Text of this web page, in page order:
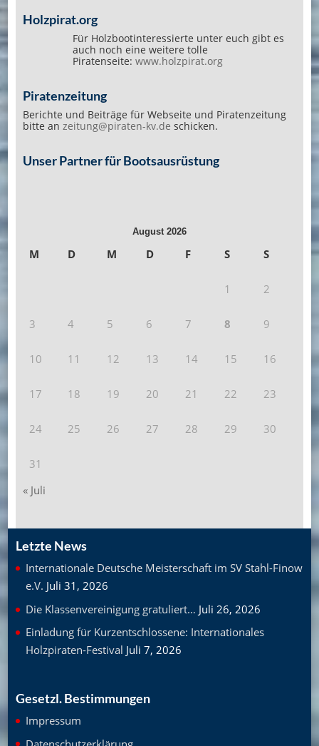
Holzpirat.org
Für Holzbootinteressierte unter euch gibt es
auch noch eine weitere tolle
Piratenseite: www.holzpirat.org
Piratenzeitung
Berichte und Beiträge für Webseite und Piratenzeitung
bitte an zeitung@piraten-kv.de schicken.
Unser Partner für Bootsausrüstung
August 2026
M D M D F S S
1 2
3 4 5 6 7 8 9
10 11 12 13 14 15 16
17 18 19 20 21 22 23
24 25 26 27 28 29 30
31
« Juli
Letzte News
Internationale Deutsche Meisterschaft im SV Stahl-Finow
e.V. Juli 31, 2026
Die Klassenvereinigung gratuliert… Juli 26, 2026
Einladung für Kurzentschlossene: Internationales
Holzpiraten-Festival Juli 7, 2026
Gesetzl. Bestimmungen
Impressum